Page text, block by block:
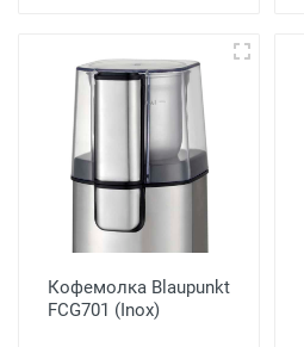
Кофемолка Blaupunkt
FCG701 (Inox)